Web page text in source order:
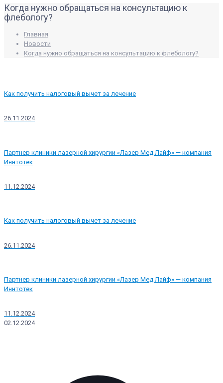
Когда нужно обращаться на консультацию к
флебологу?
Главная
Новости
Когда нужно обращаться на консультацию к флебологу?
Как получить налоговый вычет за лечение
26.11.2024
Партнер клиники лазерной хирургии «Лазер Мед Лайф» — компания
Иннтотек
11.12.2024
Как получить налоговый вычет за лечение
26.11.2024
Партнер клиники лазерной хирургии «Лазер Мед Лайф» — компания
Иннтотек
11.12.2024
02.12.2024